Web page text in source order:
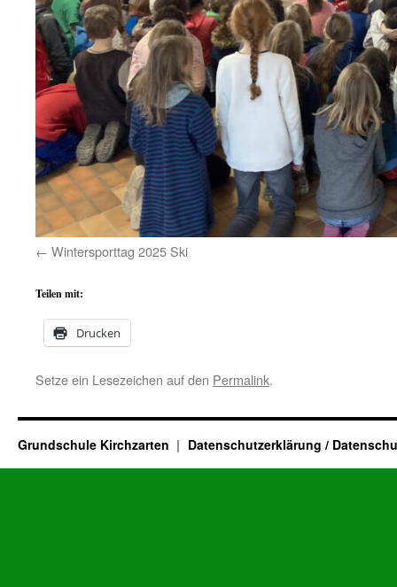
Wintersporttag 2025 Ski
Teilen mit:
Drucken
Setze ein Lesezeichen auf den Permalink.
Grundschule Kirchzarten Datenschutzerklärung /